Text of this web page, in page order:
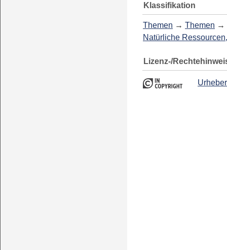
Klassifikation
Themen → Themen →
Natürliche
Lizenz-/